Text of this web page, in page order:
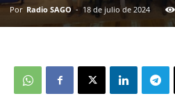
Por Radio SAGO - 18 de julio de 2024